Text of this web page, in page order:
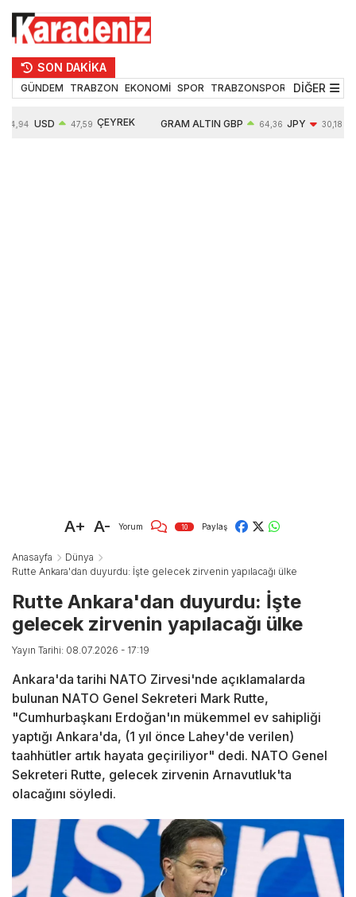
SON DAKİKA
GÜNDEM TRABZON EKONOMİ SPOR TRABZONSPOR TEKNOLOJİ
DİĞER
54,94 USD 47,59 ÇEYREK GRAM ALTIN GBP 64,36 JPY 30,18
A+ A- Yorum 10 Paylaş
Anasayfa
Dünya
Rutte Ankara'dan duyurdu: İşte gelecek zirvenin yapılacağı ülke
Rutte Ankara'dan duyurdu: İşte
gelecek zirvenin yapılacağı ülke
Yayın Tarihi: 08.07.2026 - 17:19
Ankara'da tarihi NATO Zirvesi'nde açıklamalarda
bulunan NATO Genel Sekreteri Mark Rutte,
"Cumhurbaşkanı Erdoğan'ın mükemmel ev sahipliği
yaptığı Ankara'da, (1 yıl önce Lahey'de verilen)
taahhütler artık hayata geçiriliyor" dedi. NATO Genel
Sekreteri Rutte, gelecek zirvenin Arnavutluk'ta
olacağını söyledi.